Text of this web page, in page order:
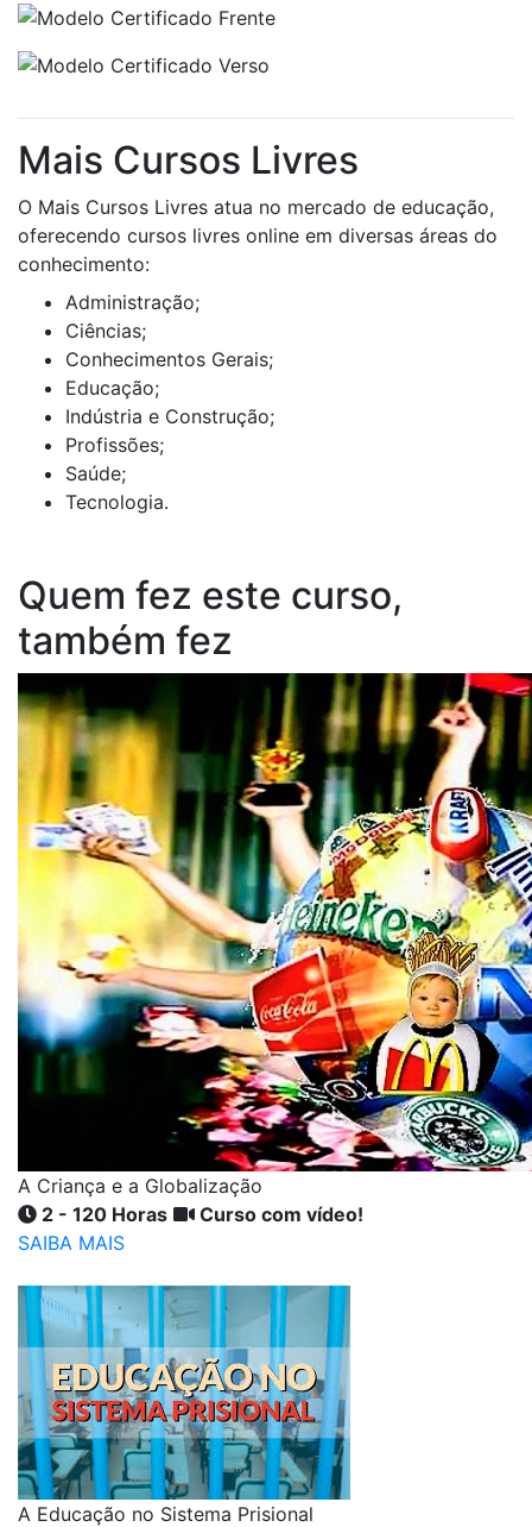
Mais Cursos Livres
O Mais Cursos Livres atua no mercado de educação,
oferecendo cursos livres online em diversas áreas do
conhecimento:
Administração;
Ciências;
Conhecimentos Gerais;
Educação;
Indústria e Construção;
Profissões;
Saúde;
Tecnologia.
Quem fez este curso,
também fez
A Criança e a Globalização
2 - 120 Horas
Curso com vídeo!
SAIBA MAIS
A Educação no Sistema Prisional